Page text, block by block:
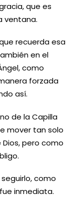
que es
ventana.
recuerda esa
en el
como
forzada
así.
de la Capilla
mover tan solo
pero como
como
inmediata.